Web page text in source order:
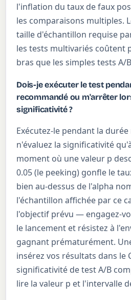
l'inflation du taux de faux
les comparaisons multiples.
taille d'échantillon requise
les tests multivariés coûtent
bras que les simples tests A/
Dois-je exécuter le test
recommandé ou m'arrêter
significativité ?
Exécutez-le pendant la
n'évaluez la significativité
moment où une valeur p
0.05 (le peeking) gonfle le
bien au-dessus de l'alpha
l'échantillon affichée par ce
l'objectif prévu — engagez-
le lancement et résistez à
gagnant prématurément.
insérez vos résultats dans le
significativité de test A/B
lire la valeur p et l'intervalle